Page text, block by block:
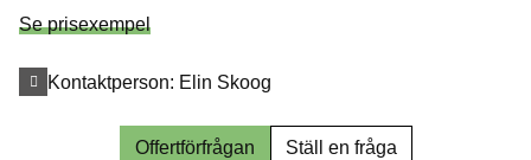
Se prisexempel
Kontaktperson: Elin Skoog
Offertförfrågan Ställ en fråga